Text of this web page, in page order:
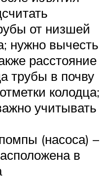
от низшей
нужно вычесть
расстояние
трубы в почву
колодца;
учитывать
(насоса) –
в